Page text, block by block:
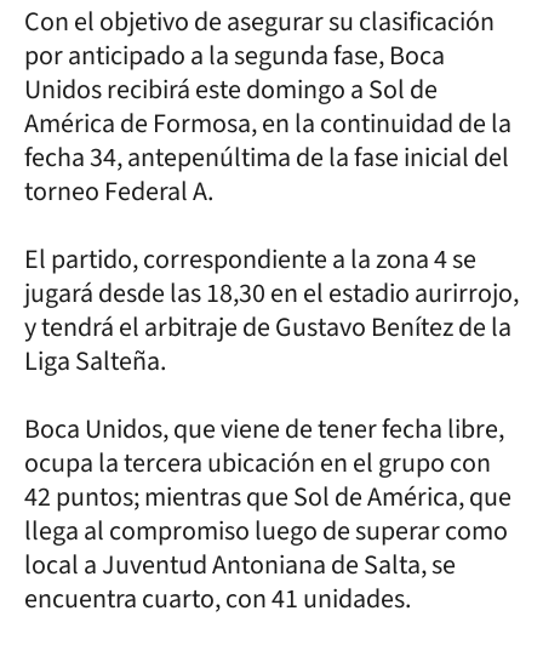
Con el objetivo de asegurar su clasificación
por anticipado a la segunda fase, Boca
Unidos recibirá este domingo a Sol de
América de Formosa, en la continuidad de la
fecha 34, antepenúltima de la fase inicial del
torneo Federal A.
El partido, correspondiente a la zona 4 se
jugará desde las 18,30 en el estadio aurirrojo,
y tendrá el arbitraje de Gustavo Benítez de la
Liga Salteña.
Boca Unidos, que viene de tener fecha libre,
ocupa la tercera ubicación en el grupo con
42 puntos; mientras que Sol de América, que
llega al compromiso luego de superar como
local a Juventud Antoniana de Salta, se
encuentra cuarto, con 41 unidades.